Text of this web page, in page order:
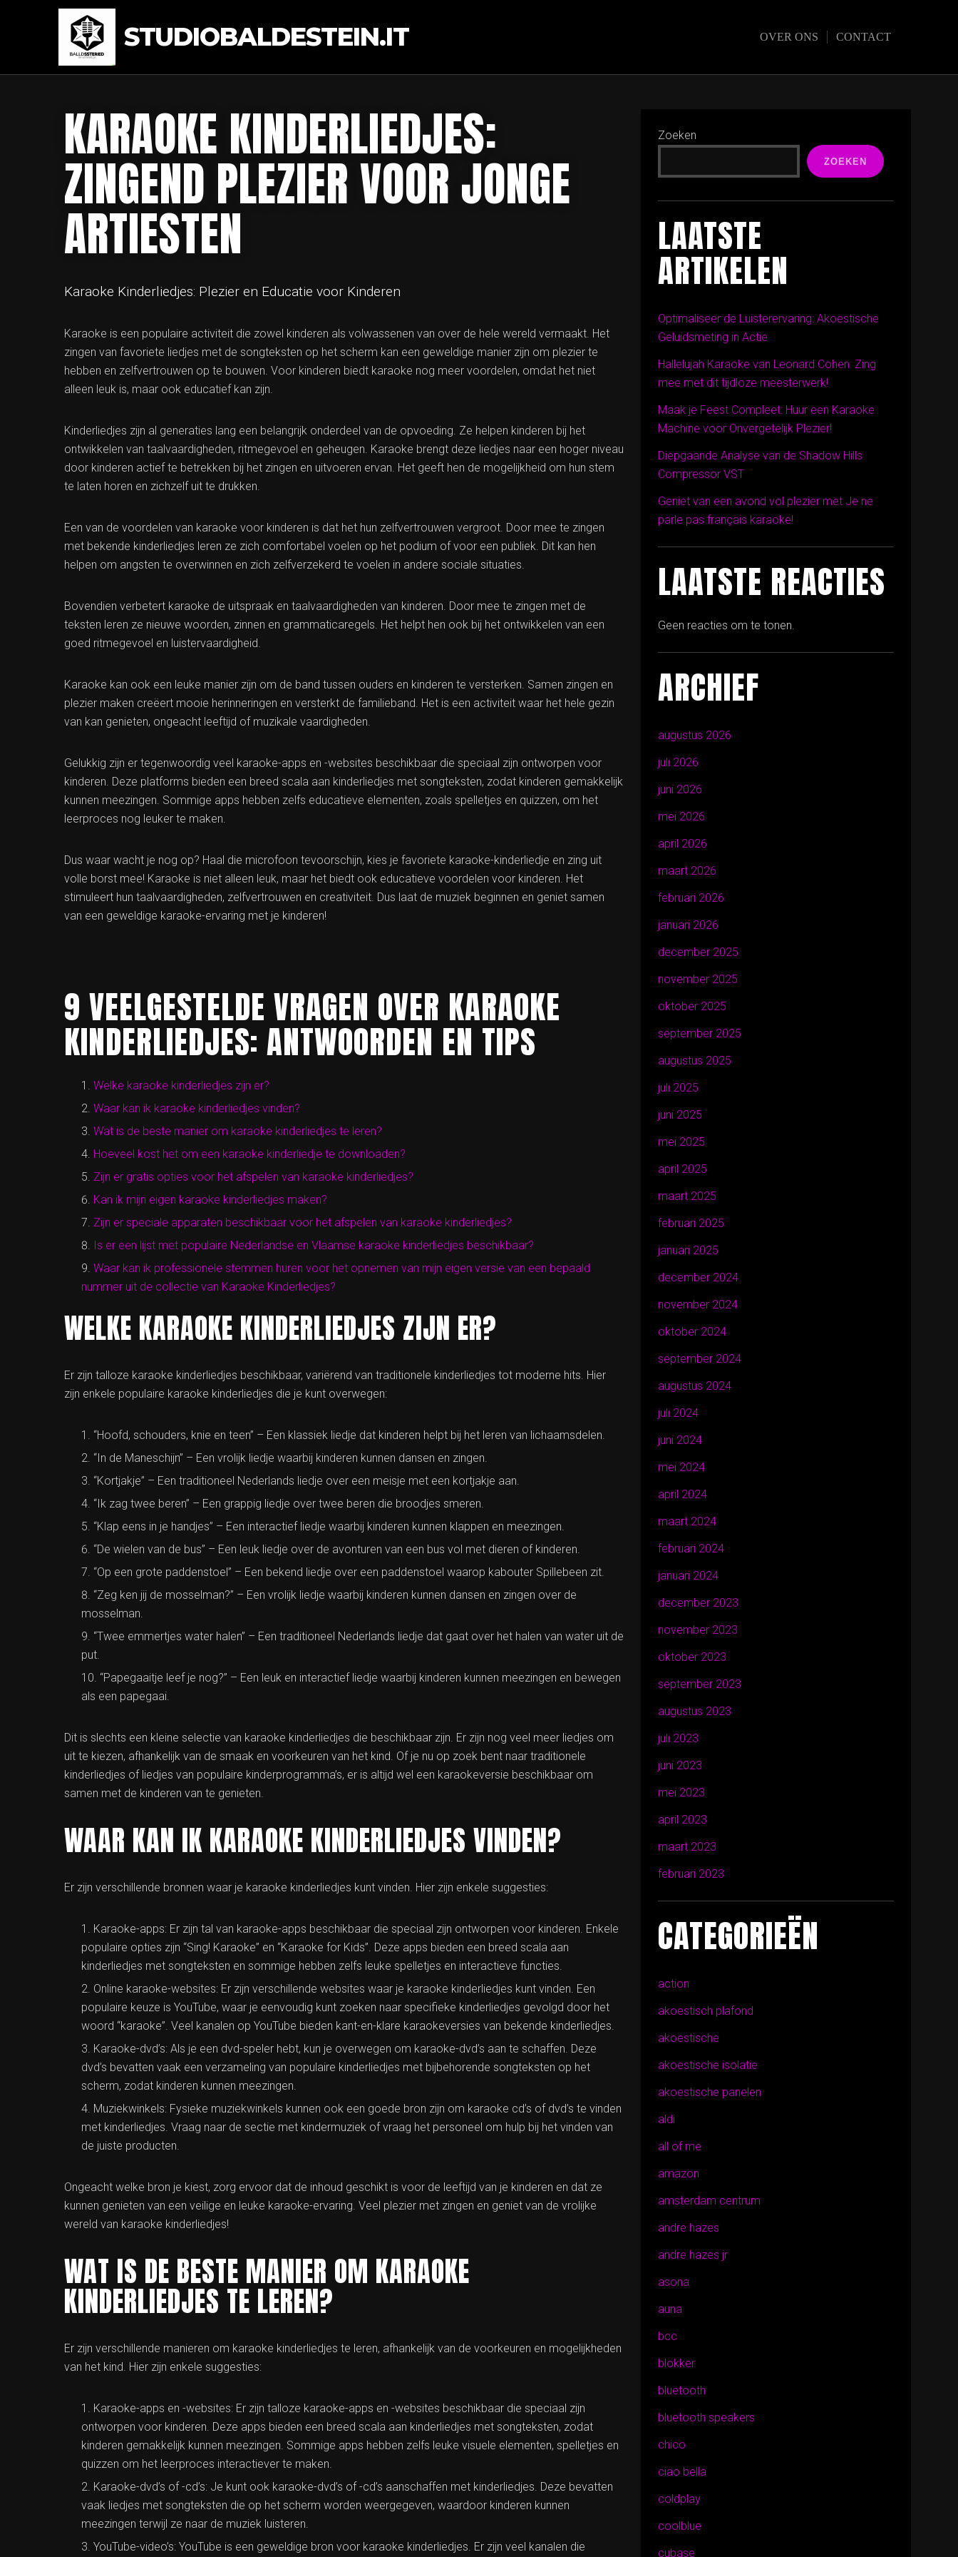
STUDIOBALDESTEIN.IT OVER ONS CONTACT
KARAOKE KINDERLIEDJES:
ZINGEND PLEZIER VOOR JONGE
ARTIESTEN
Karaoke Kinderliedjes: Plezier en Educatie voor Kinderen
Karaoke is een populaire activiteit die zowel kinderen als volwassenen van over de hele wereld vermaakt. Het
zingen van favoriete liedjes met de songteksten op het scherm kan een geweldige manier zijn om plezier te
hebben en zelfvertrouwen op te bouwen. Voor kinderen biedt karaoke nog meer voordelen, omdat het niet
alleen leuk is, maar ook educatief kan zijn.
Kinderliedjes zijn al generaties lang een belangrijk onderdeel van de opvoeding. Ze helpen kinderen bij het
ontwikkelen van taalvaardigheden, ritmegevoel en geheugen. Karaoke brengt deze liedjes naar een hoger niveau
door kinderen actief te betrekken bij het zingen en uitvoeren ervan. Het geeft hen de mogelijkheid om hun stem
te laten horen en zichzelf uit te drukken.
Een van de voordelen van karaoke voor kinderen is dat het hun zelfvertrouwen vergroot. Door mee te zingen
met bekende kinderliedjes leren ze zich comfortabel voelen op het podium of voor een publiek. Dit kan hen
helpen om angsten te overwinnen en zich zelfverzekerd te voelen in andere sociale situaties.
Bovendien verbetert karaoke de uitspraak en taalvaardigheden van kinderen. Door mee te zingen met de
teksten leren ze nieuwe woorden, zinnen en grammaticaregels. Het helpt hen ook bij het ontwikkelen van een
goed ritmegevoel en luistervaardigheid.
Karaoke kan ook een leuke manier zijn om de band tussen ouders en kinderen te versterken. Samen zingen en
plezier maken creëert mooie herinneringen en versterkt de familieband. Het is een activiteit waar het hele gezin
van kan genieten, ongeacht leeftijd of muzikale vaardigheden.
Gelukkig zijn er tegenwoordig veel karaoke-apps en -websites beschikbaar die speciaal zijn ontworpen voor
kinderen. Deze platforms bieden een breed scala aan kinderliedjes met songteksten, zodat kinderen gemakkelijk
kunnen meezingen. Sommige apps hebben zelfs educatieve elementen, zoals spelletjes en quizzen, om het
leerproces nog leuker te maken.
Dus waar wacht je nog op? Haal die microfoon tevoorschijn, kies je favoriete karaoke-kinderliedje en zing uit
volle borst mee! Karaoke is niet alleen leuk, maar het biedt ook educatieve voordelen voor kinderen. Het
stimuleert hun taalvaardigheden, zelfvertrouwen en creativiteit. Dus laat de muziek beginnen en geniet samen
van een geweldige karaoke-ervaring met je kinderen!
9 VEELGESTELDE VRAGEN OVER KARAOKE
KINDERLIEDJES: ANTWOORDEN EN TIPS
Welke karaoke kinderliedjes zijn er?
Waar kan ik karaoke kinderliedjes vinden?
Wat is de beste manier om karaoke kinderliedjes te leren?
Hoeveel kost het om een karaoke kinderliedje te downloaden?
Zijn er gratis opties voor het afspelen van karaoke kinderliedjes?
Kan ik mijn eigen karaoke kinderliedjes maken?
Zijn er speciale apparaten beschikbaar voor het afspelen van karaoke kinderliedjes?
Is er een lijst met populaire Nederlandse en Vlaamse karaoke kinderliedjes beschikbaar?
Waar kan ik professionele stemmen huren voor het opnemen van mijn eigen versie van een bepaald
nummer uit de collectie van Karaoke Kinderliedjes?
WELKE KARAOKE KINDERLIEDJES ZIJN ER?
Er zijn talloze karaoke kinderliedjes beschikbaar, variërend van traditionele kinderliedjes tot moderne hits. Hier
zijn enkele populaire karaoke kinderliedjes die je kunt overwegen:
“Hoofd, schouders, knie en teen” – Een klassiek liedje dat kinderen helpt bij het leren van lichaamsdelen.
“In de Maneschijn” – Een vrolijk liedje waarbij kinderen kunnen dansen en zingen.
“Kortjakje” – Een traditioneel Nederlands liedje over een meisje met een kortjakje aan.
“Ik zag twee beren” – Een grappig liedje over twee beren die broodjes smeren.
“Klap eens in je handjes” – Een interactief liedje waarbij kinderen kunnen klappen en meezingen.
“De wielen van de bus” – Een leuk liedje over de avonturen van een bus vol met dieren of kinderen.
“Op een grote paddenstoel” – Een bekend liedje over een paddenstoel waarop kabouter Spillebeen zit.
“Zeg ken jij de mosselman?” – Een vrolijk liedje waarbij kinderen kunnen dansen en zingen over de
mosselman.
“Twee emmertjes water halen” – Een traditioneel Nederlands liedje dat gaat over het halen van water uit de
put.
“Papegaaitje leef je nog?” – Een leuk en interactief liedje waarbij kinderen kunnen meezingen en bewegen
als een papegaai.
Dit is slechts een kleine selectie van karaoke kinderliedjes die beschikbaar zijn. Er zijn nog veel meer liedjes om
uit te kiezen, afhankelijk van de smaak en voorkeuren van het kind. Of je nu op zoek bent naar traditionele
kinderliedjes of liedjes van populaire kinderprogramma’s, er is altijd wel een karaokeversie beschikbaar om
samen met de kinderen van te genieten.
WAAR KAN IK KARAOKE KINDERLIEDJES VINDEN?
Er zijn verschillende bronnen waar je karaoke kinderliedjes kunt vinden. Hier zijn enkele suggesties:
Karaoke-apps: Er zijn tal van karaoke-apps beschikbaar die speciaal zijn ontworpen voor kinderen. Enkele
populaire opties zijn “Sing! Karaoke” en “Karaoke for Kids”. Deze apps bieden een breed scala aan
kinderliedjes met songteksten en sommige hebben zelfs leuke spelletjes en interactieve functies.
Online karaoke-websites: Er zijn verschillende websites waar je karaoke kinderliedjes kunt vinden. Een
populaire keuze is YouTube, waar je eenvoudig kunt zoeken naar specifieke kinderliedjes gevolgd door het
woord “karaoke”. Veel kanalen op YouTube bieden kant-en-klare karaokeversies van bekende kinderliedjes.
Karaoke-dvd’s: Als je een dvd-speler hebt, kun je overwegen om karaoke-dvd’s aan te schaffen. Deze
dvd’s bevatten vaak een verzameling van populaire kinderliedjes met bijbehorende songteksten op het
scherm, zodat kinderen kunnen meezingen.
Muziekwinkels: Fysieke muziekwinkels kunnen ook een goede bron zijn om karaoke cd’s of dvd’s te vinden
met kinderliedjes. Vraag naar de sectie met kindermuziek of vraag het personeel om hulp bij het vinden van
de juiste producten.
Ongeacht welke bron je kiest, zorg ervoor dat de inhoud geschikt is voor de leeftijd van je kinderen en dat ze
kunnen genieten van een veilige en leuke karaoke-ervaring. Veel plezier met zingen en geniet van de vrolijke
wereld van karaoke kinderliedjes!
WAT IS DE BESTE MANIER OM KARAOKE
KINDERLIEDJES TE LEREN?
Er zijn verschillende manieren om karaoke kinderliedjes te leren, afhankelijk van de voorkeuren en mogelijkheden
van het kind. Hier zijn enkele suggesties:
Karaoke-apps en -websites: Er zijn talloze karaoke-apps en -websites beschikbaar die speciaal zijn
ontworpen voor kinderen. Deze apps bieden een breed scala aan kinderliedjes met songteksten, zodat
kinderen gemakkelijk kunnen meezingen. Sommige apps hebben zelfs leuke visuele elementen, spelletjes en
quizzen om het leerproces interactiever te maken.
Karaoke-dvd’s of -cd’s: Je kunt ook karaoke-dvd’s of -cd’s aanschaffen met kinderliedjes. Deze bevatten
vaak liedjes met songteksten die op het scherm worden weergegeven, waardoor kinderen kunnen
meezingen terwijl ze naar de muziek luisteren.
YouTube-video’s: YouTube is een geweldige bron voor karaoke kinderliedjes. Er zijn veel kanalen die
Zoeken
ZOEKEN
LAATSTE
ARTIKELEN
Optimaliseer de Luisterervaring: Akoestische
Geluidsmeting in Actie
Hallelujah Karaoke van Leonard Cohen: Zing
mee met dit tijdloze meesterwerk!
Maak je Feest Compleet: Huur een Karaoke
Machine voor Onvergetelijk Plezier!
Diepgaande Analyse van de Shadow Hills
Compressor VST
Geniet van een avond vol plezier met Je ne
parle pas français karaoke!
LAATSTE REACTIES
Geen reacties om te tonen.
ARCHIEF
augustus 2026
juli 2026
juni 2026
mei 2026
april 2026
maart 2026
februari 2026
januari 2026
december 2025
november 2025
oktober 2025
september 2025
augustus 2025
juli 2025
juni 2025
mei 2025
april 2025
maart 2025
februari 2025
januari 2025
december 2024
november 2024
oktober 2024
september 2024
augustus 2024
juli 2024
juni 2024
mei 2024
april 2024
maart 2024
februari 2024
januari 2024
december 2023
november 2023
oktober 2023
september 2023
augustus 2023
juli 2023
juni 2023
mei 2023
april 2023
maart 2023
februari 2023
CATEGORIEËN
action
akoestisch plafond
akoestische
akoestische isolatie
akoestische panelen
aldi
all of me
amazon
amsterdam centrum
andre hazes
andre hazes jr
asona
auna
bcc
blokker
bluetooth
bluetooth speakers
chico
ciao bella
coldplay
coolblue
cubase